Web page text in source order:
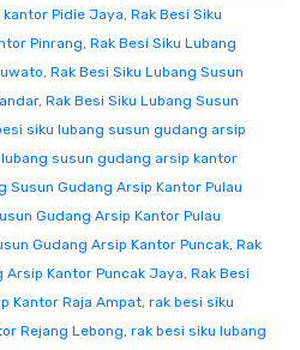
Pidie Jaya, Rak Besi Siku
Pinrang, Rak Besi Siku Lubang
, Rak Besi Siku Lubang Susun
, Rak Besi Siku Lubang Susun
siku lubang susun gudang arsip
susun gudang arsip kantor
Susun Gudang Arsip Kantor Pulau
Gudang Arsip Kantor Pulau
Gudang Arsip Kantor Puncak, Rak
Arsip Kantor Puncak Jaya, Rak Besi
Kantor Raja Ampat, rak besi siku
Rejang Lebong, rak besi siku lubang